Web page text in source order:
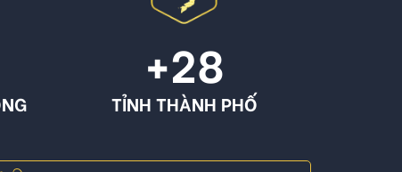
+28
TỈNH THÀNH PHỐ